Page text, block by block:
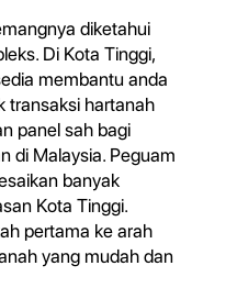
diketahui
Di Kota Tinggi,
membantu anda
transaksi hartanah
panel sah bagi
di Malaysia. Peguam
banyak
Kota Tinggi.
pertama ke arah
yang mudah dan